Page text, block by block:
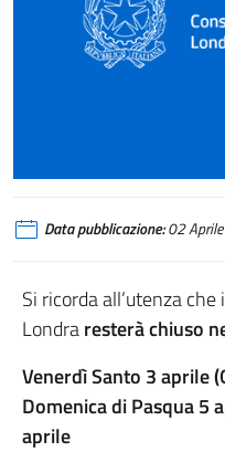
Data pubblicazione:02
Si ricorda all’utenza
Londraresterà chiuso
Venerdì Santo 3 aprile
Domenica di Pasqua 5
aprile